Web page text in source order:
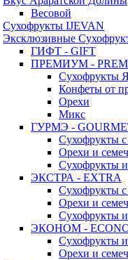
Весовой
Сухофрукты IJEVAN
Эксклюзивные
ГИФТ - GIFT
ПРЕМИУМ -
Сухофрукты
Конфеты от
Орехи
Микс
ГУРМЭ -
Сухофрукты
Орехи и
Сухофрукты
ЭКСТРА - EXTRA
Сухофрукты
Орехи и
Сухофрукты
ЭКОНОМ -
Сухофрукты
Орехи и